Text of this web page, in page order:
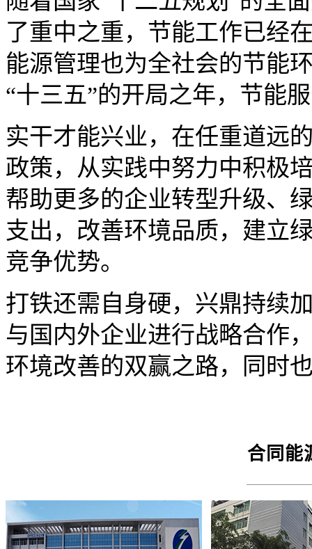
了重中之重，节能工作已经
能源管理也为全社会的节能
“十三五”的开局之年，节能
实干才能兴业，在任重道远
政策，从实践中努力中积极
帮助更多的企业转型升级、
支出，改善环境品质，建立
竞争优势。
打铁还需自身硬，兴鼎持续
与国内外企业进行战略合作
环境改善的双赢之路，同时
合同能